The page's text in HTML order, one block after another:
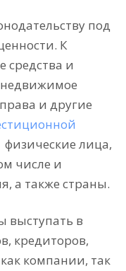
под
К
средства и
и другие
физические лица,
числе и
а также страны.
выступать в
кредиторов,
компании, так